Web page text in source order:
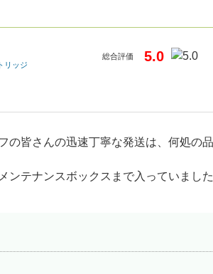
リッジ
総合評価 5.0
の皆さんの迅速丁寧な発送は、何処の
ンテナンスボックスまで入っていまし